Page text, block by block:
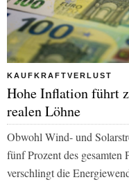
KAUFKRAFTVERLUST
Hohe Inflation führt
realen Löhne
Obwohl Wind- und
fünf Prozent des gesamten
verschlingt die